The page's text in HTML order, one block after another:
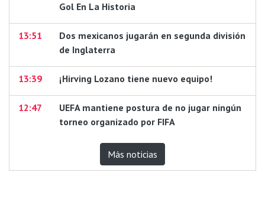
Gol En La Historia
13:51
Dos mexicanos jugarán en segunda división
de Inglaterra
13:39 ¡Hirving Lozano tiene nuevo equipo!
12:47
UEFA mantiene postura de no jugar ningún
torneo organizado por FIFA
Más noticias